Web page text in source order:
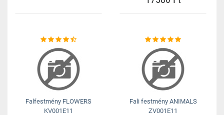
Falfestmény FLOWERS
KV001E11
Fali festmény ANIMALS
ZV001E11